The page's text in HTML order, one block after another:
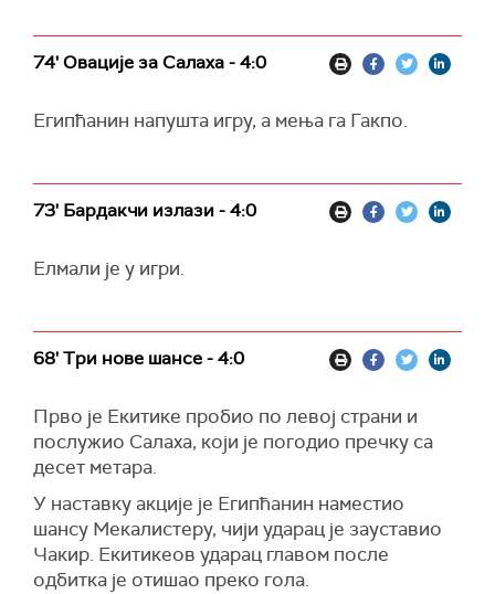
74' Овације за Салаха - 4:0
Египћанин напушта игру, а мења га Гакпо.
73' Бардакчи излази - 4:0
Елмали је у игри.
68' Три нове шансе - 4:0
Прво је Екитике пробио по левој страни и
послужио Салаха, који је погодио пречку са
десет метара.
У наставку акције је Египћанин наместио
шансу Мекалистеру, чији ударац је зауставио
Чакир. Екитикеов ударац главом после
одбитка је отишао преко гола.